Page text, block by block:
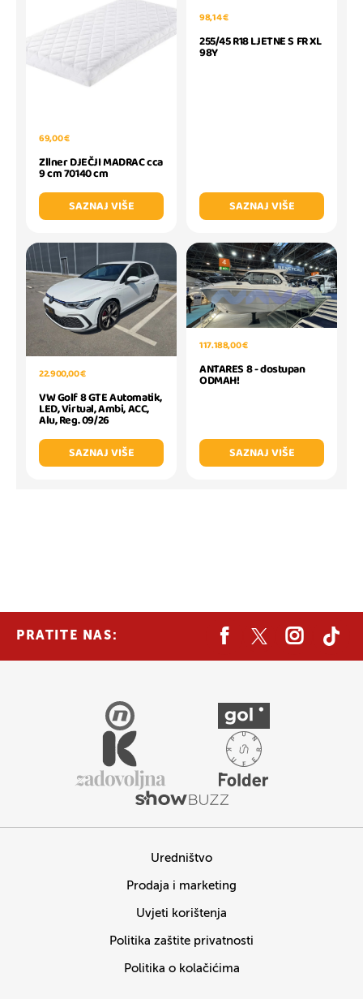
69,00 €
Zllner DJEČJI MADRAC cca
9 cm 70140 cm
SAZNAJ VIŠE
98,14 €
255/45 R18 LJETNE S FR XL
98Y
SAZNAJ VIŠE
22.900,00 €
VW Golf 8 GTE Automatik,
LED, Virtual, Ambi, ACC,
Alu, Reg. 09/26
SAZNAJ VIŠE
117.188,00 €
ANTARES 8 - dostupan
ODMAH!
SAZNAJ VIŠE
PRATITE NAS:
Uredništvo
Prodaja i marketing
Uvjeti korištenja
Politika zaštite privatnosti
Politika o kolačićima